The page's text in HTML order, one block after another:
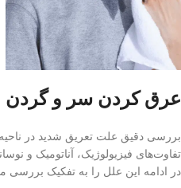
عرق كردن سر و گردن
بررسی دقیق علت تعریق شدید در
تفاوت‌های فیزیولوژیک، آناتومیک و
در ادامه این علل را به تفکیک بررسی